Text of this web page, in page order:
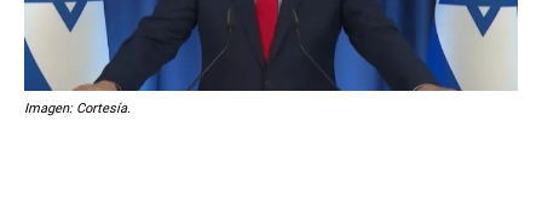
Imagen: Cortesía.